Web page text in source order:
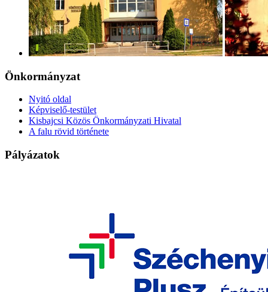
Önkormányzat
Nyitó oldal
Képviselő-testület
Kisbajcsi Közös Önkormányzati Hivatal
A falu rövid története
Pályázatok